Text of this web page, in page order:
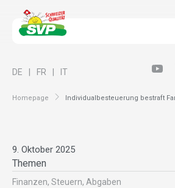
Homepage Individualbesteuerung bestraft
DE FR IT
9. Oktober 2025
Themen
Finanzen, Steuern, Abgaben